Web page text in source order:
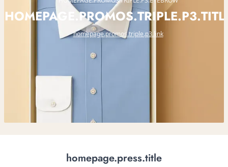
homepage.promos.triple.p3.link
homepage.press.title